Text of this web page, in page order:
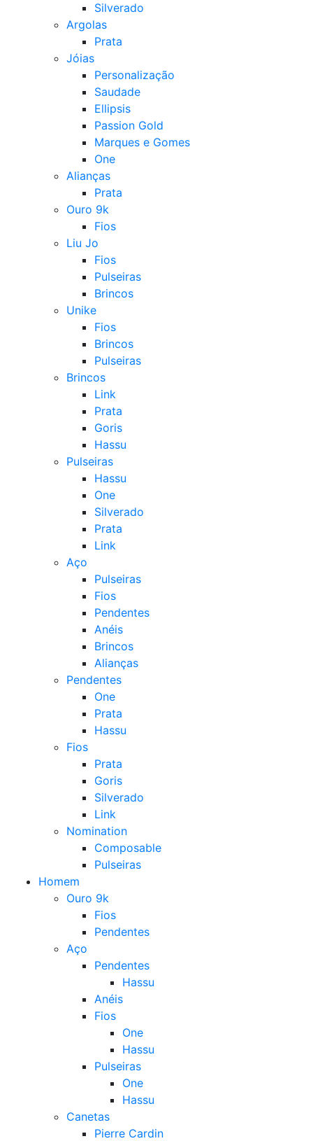
Silverado
Argolas
Prata
Jóias
Personalização
Saudade
Ellipsis
Passion Gold
Marques e Gomes
One
Alianças
Prata
Ouro 9k
Fios
Liu Jo
Fios
Pulseiras
Brincos
Unike
Fios
Brincos
Pulseiras
Brincos
Link
Prata
Goris
Hassu
Pulseiras
Hassu
One
Silverado
Prata
Link
Aço
Pulseiras
Fios
Pendentes
Anéis
Brincos
Alianças
Pendentes
One
Prata
Hassu
Fios
Prata
Goris
Silverado
Link
Nomination
Composable
Pulseiras
Homem
Ouro 9k
Fios
Pendentes
Aço
Pendentes
Hassu
Anéis
Fios
One
Hassu
Pulseiras
One
Hassu
Canetas
Pierre Cardin